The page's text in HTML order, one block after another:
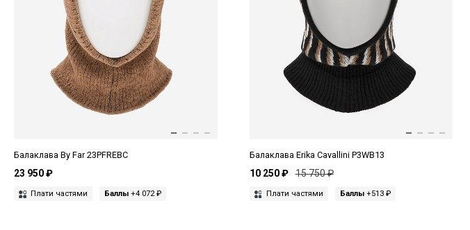
Балаклава By Far 23PFREBC
23 950 ₽
Плати частями Баллы +4 072 ₽
Балаклава Erika Cavallini P3WB13
10 250 ₽ 15 750 ₽
Плати частями Баллы+513 ₽